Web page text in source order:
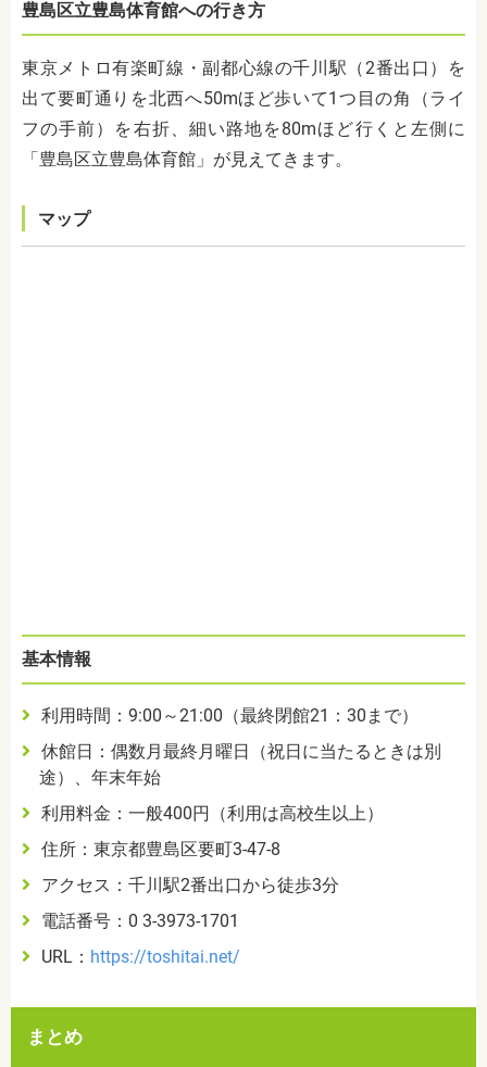
豊島区立豊島体育館への行き方
東京メトロ有楽町線・副都心線の千川駅（2番出口）を
出て要町通りを北西へ50mほど歩いて1 つ目の角（ライ
フの手前）を右折、細い路地を80mほど行くと左側に
「豊島区立豊島体育館」が見えてきます。
マップ
基本情報
利用時間： 9:00 ～21:00 （最終閉館21 ： 30 まで）
休館日：偶数月最終月曜日（祝日に当たるときは別
途）、年末年始
利用料金：一般400円（利用は高校生以上）
住所：東京都豊島区要町3-47-8
アクセス：千川駅2番出口から徒歩3分
電話番号： 0 3-3973-1701
URL ： https://toshitai.net/
まとめ